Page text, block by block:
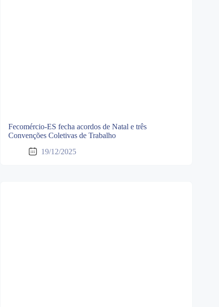
Fecomércio-ES fecha acordos de Natal e três
Convenções Coletivas de Trabalho
19/12/2025